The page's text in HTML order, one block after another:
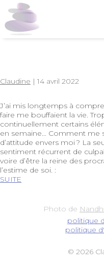
Claudine | 14 avril 2022
J’ai mis longtemps à
faire me bouffaient la vie.
continuellement certains
en semaine… Comment me
d’attitude envers moi ? La
sentiment récurrent de
voire d’être la reine des
l’estime de soi. :
SUITE
Photo de
politique
politique
© 2026